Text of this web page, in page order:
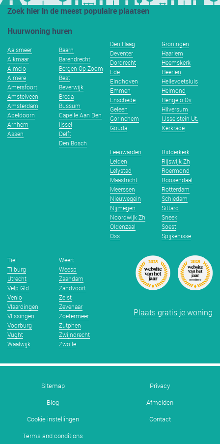
Zoek hier in de meest populaire plaatsen
Huurwoning huren
Aalsmeer
Alkmaar
Almelo
Almere
Amersfoort
Amstelveen
Amsterdam
Apeldoorn
Arnhem
Assen
Baarn
Barendrecht
Bergen Op Zoom
Best
Beverwijk
Breda
Bussum
Capelle Aan Den
Ijssel
Delft
Den Bosch
Den Haag
Deventer
Dordrecht
Ede
Eindhoven
Emmen
Enschede
Geleen
Gorinchem
Gouda
Groningen
Haarlem
Heemskerk
Heerlen
Hellevoetsluis
Helmond
Hengelo Ov
Hilversum
IJsselstein Ut.
Kerkrade
Leeuwarden
Leiden
Lelystad
Maastricht
Meerssen
Nieuwegein
Nijmegen
Noordwijk Zh
Oldenzaal
Oss
Ridderkerk
Rijswijk Zh
Roermond
Roosendaal
Rotterdam
Schiedam
Sittard
Sneek
Soest
Spijkenisse
Tiel
Tilburg
Utrecht
Velp Gld
Venlo
Vlaardingen
Vlissingen
Voorburg
Vught
Waalwijk
Weert
Weesp
Zaandam
Zandvoort
Zeist
Zevenaar
Zoetermeer
Zutphen
Zwijndrecht
Zwolle
Plaats gratis je woning
Sitemap
Privacy
Blog
Afmelden
Cookie instellingen
Contact
Terms and conditions